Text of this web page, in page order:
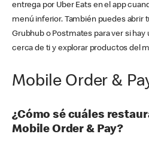
entrega por Uber Eats en el app
menú inferior. También puedes abrir
Grubhub o Postmates para ver si hay
cerca de ti y explorar productos del
Mobile Order &
¿Cómo sé cuáles
Mobile Order & Pay?